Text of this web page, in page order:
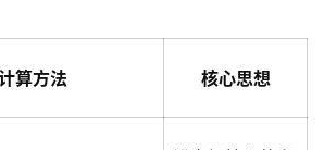
算方法 核心思想